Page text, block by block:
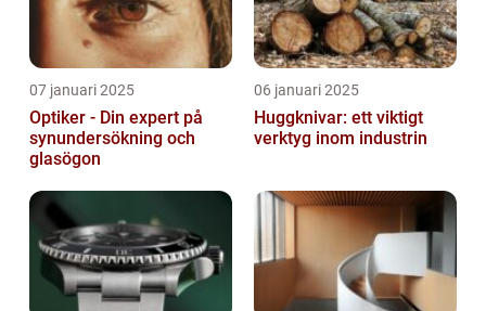
07 januari 2025
Optiker - Din expert på
synundersökning och
glasögon
06 januari 2025
Huggknivar: ett viktigt
verktyg inom industrin